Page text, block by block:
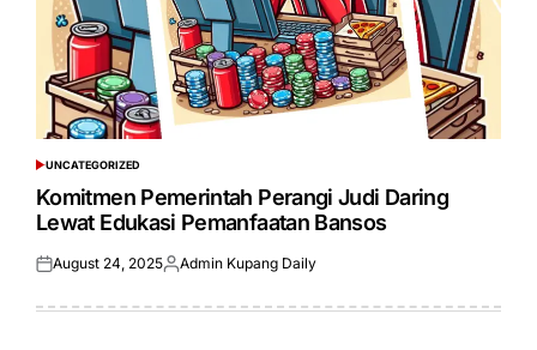
POSTED
IN
UNCATEGORIZED
Komitmen Pemerintah Perangi Judi Daring
Lewat Edukasi Pemanfaatan Bansos
Posted
August 24, 2025Posted
Admin Kupang Daily